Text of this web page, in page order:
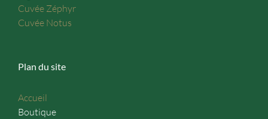
Cuvée Zéphyr
Cuvée Notus
Plan du site
Accueil
Boutique